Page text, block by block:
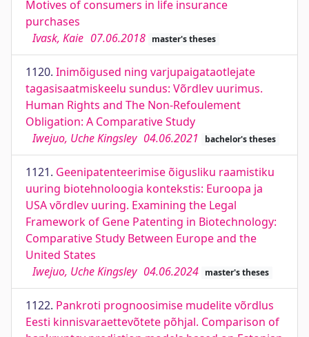
Motives of consumers in life insurance
purchases
Ivask, Kaie 07.06.2018 master's theses
1120. Inimõigused ning varjupaigataotlejate
tagasisaatmiskeelu sundus: Võrdlev uurimus.
Human Rights and The Non-Refoulement
Obligation: A Comparative Study
Iwejuo, Uche Kingsley 04.06.2021 bachelor's theses
1121. Geenipatenteerimise õigusliku raamistiku
uuring biotehnoloogia kontekstis: Euroopa ja
USA võrdlev uuring. Examining the Legal
Framework of Gene Patenting in Biotechnology:
Comparative Study Between Europe and the
United States
Iwejuo, Uche Kingsley 04.06.2024 master's theses
1122. Pankroti prognoosimise mudelite võrdlus
Eesti kinnisvaraettevõtete põhjal. Comparison of